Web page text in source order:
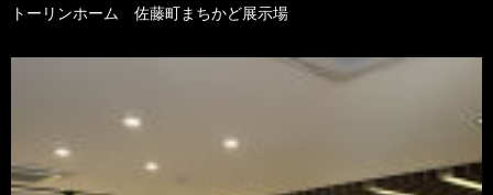
トーリンホーム 佐藤町まちかど展示場